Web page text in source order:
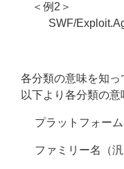
＜例2＞
SWF/
各分類の意味を知
以下より各分類の意
プラットフォー
ファミリー名（汎